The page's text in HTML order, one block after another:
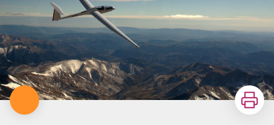
Imprimer